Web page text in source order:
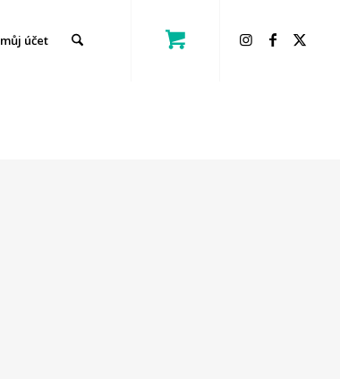
můj účet